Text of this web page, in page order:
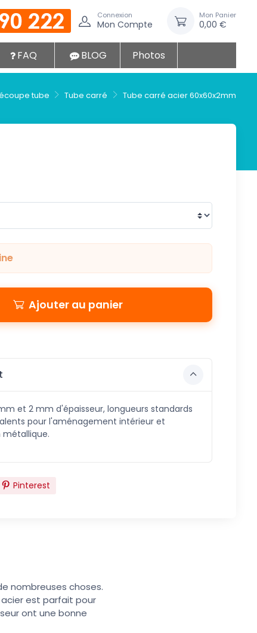
Connexion
Mon Compte
Mon Panier
0,00 €
FAQ BLOG Photos
tube Tube carré Tube carré acier 60x60x2mm
Ajouter au panier
et 2 mm d'épaisseur, longueurs standards
pour l'aménagement intérieur et
Pinterest
nombreuses choses.
acier est parfait pour
ont une bonne